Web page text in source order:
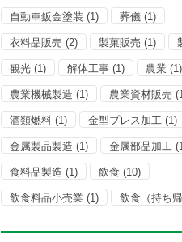
自動車鈑金塗装 (1) 葬儀 (1)
衣料品販売 (2) 製菓販売 (1)
観光 (1) 解体工事 (1) 農業 (1)
農業機械製造 (1) 農業資材販売
酒類燃料 (1) 金型プレス加工 (1)
金属製品製造 (1) 金属部品加工
食料品製造 (1) 飲食 (10)
飲食料品小売業 (1) 飲食（持ち帰